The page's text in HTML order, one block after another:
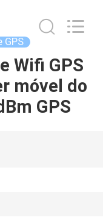
Wifi GPS
móvel do
GPS